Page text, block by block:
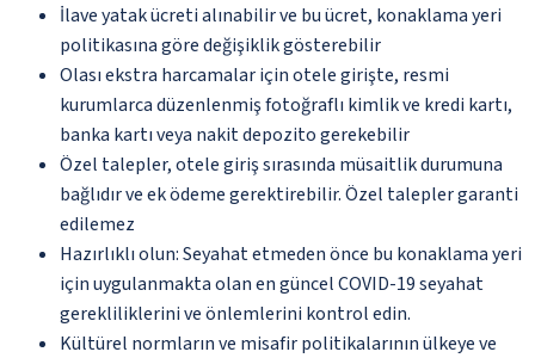
İlave yatak ücreti alınabilir ve bu ücret, konaklama yeri
politikasına göre değişiklik gösterebilir
Olası ekstra harcamalar için otele girişte, resmi
kurumlarca düzenlenmiş fotoğraflı kimlik ve kredi kartı,
banka kartı veya nakit depozito gerekebilir
Özel talepler, otele giriş sırasında müsaitlik durumuna
bağlıdır ve ek ödeme gerektirebilir. Özel talepler garanti
edilemez
Hazırlıklı olun: Seyahat etmeden önce bu konaklama yeri
için uygulanmakta olan en güncel COVID-19 seyahat
gerekliliklerini ve önlemlerini kontrol edin.
Kültürel normların ve misafir politikalarının ülkeye ve